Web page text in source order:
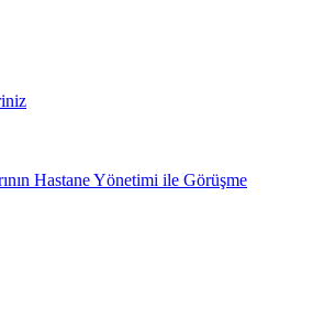
Hastane Yönetimi ile Görüşme